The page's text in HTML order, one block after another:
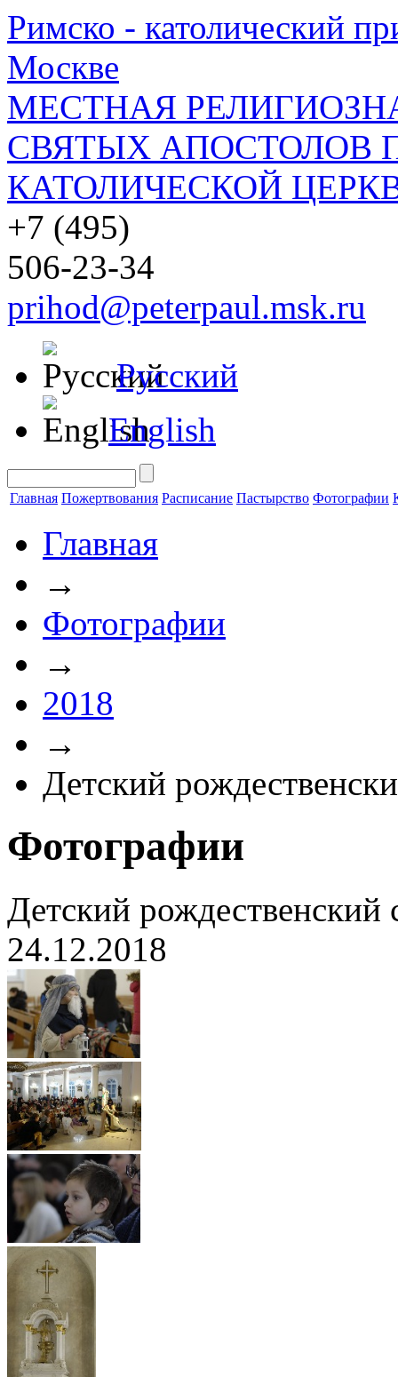
Римско - католический
Москве
МЕСТНАЯ
СВЯТЫХ АПОСТОЛОВ
КАТОЛИЧЕСКОЙ
+7 (495)
506-23-34
prihod@peterpaul.msk.ru
Русский
English
Главная Пожертвования Расписание Пастырство Фотографии
Главная
→
Фотографии
→
2018
→
Детский
Фотографии
Детский рождественский
24.12.2018